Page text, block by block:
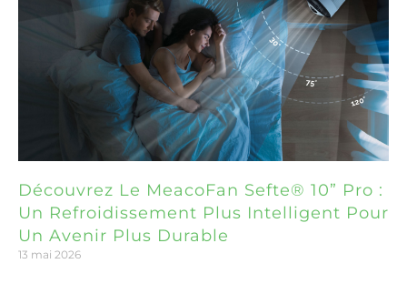
Découvrez Le MeacoFan Sefte® 10” Pro :
Un Refroidissement Plus Intelligent Pour
Un Avenir Plus Durable
13 mai 2026